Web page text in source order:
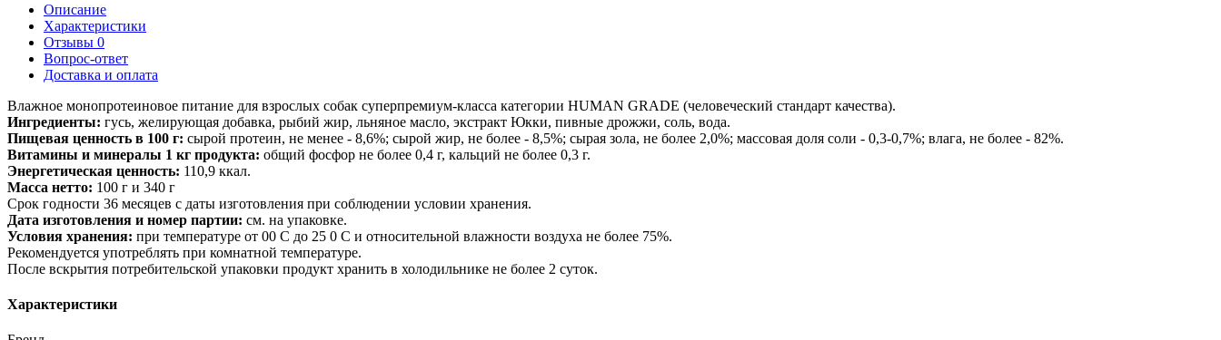
Описание
Характеристики
Отзывы 0
Вопрос-ответ
Доставка и оплата
Влажное монопротеиновое питание для взрослых собак суперпремиум-класса категории HUMAN GRADE (человеческий стандарт качества).
Ингредиенты: гусь, желирующая добавка, рыбий жир, льняное масло, экстракт Юкки, пивные дрожжи, соль, вода.
Пищевая ценность в 100 г: сырой протеин, не менее - 8,6%; сырой жир, не более - 8,5%; сырая зола, не более 2,0%; массовая доля соли - 0,3-0,7%; влага, не более - 82%.
Витамины и минералы 1 кг продукта: общий фосфор не более 0,4 г, кальций не более 0,3 г.
Энергетическая ценность: 110,9 ккал.
Масса нетто: 100 г и 340 г
Срок годности 36 месяцев с даты изготовления при соблюдении условии хранения.
Дата изготовления и номер партии: см. на упаковке.
Условия хранения: при температуре от 00 С до 25 0 С и относительной влажности воздуха не более 75%.
Рекомендуется употреблять при комнатной температуре.
После вскрытия потребительской упаковки продукт хранить в холодильнике не более 2 суток.
Характеристики